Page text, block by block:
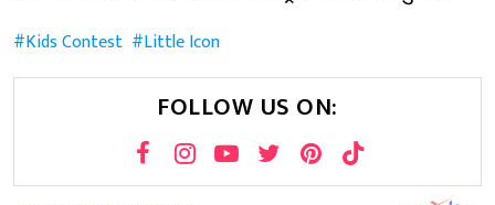
Kids Contest Little Icon
FOLLOW US ON: